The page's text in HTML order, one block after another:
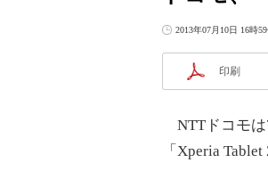
2013年07月10日 16時
印刷
NTTドコモは
「Xperia